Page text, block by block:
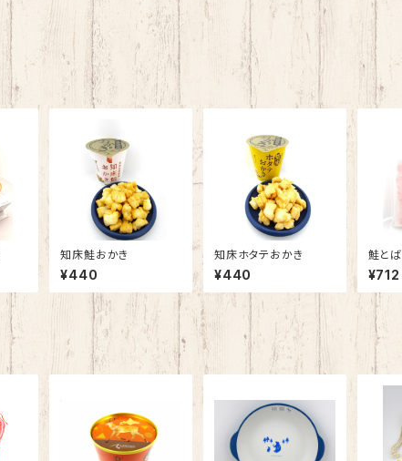
知床鮭おかき
¥440
知床ホタテおかき
¥440
鮭と
¥712